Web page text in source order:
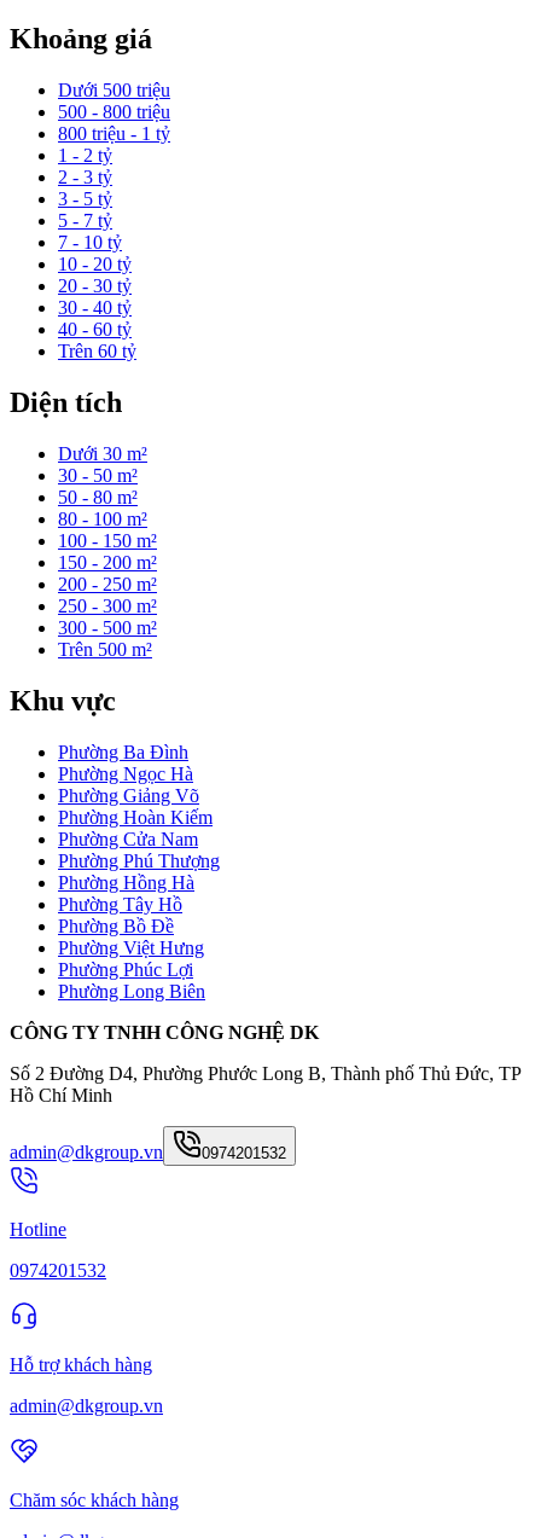
Khoảng giá
Dưới 500 triệu
500 - 800 triệu
800 triệu - 1 tỷ
1 - 2 tỷ
2 - 3 tỷ
3 - 5 tỷ
5 - 7 tỷ
7 - 10 tỷ
10 - 20 tỷ
20 - 30 tỷ
30 - 40 tỷ
40 - 60 tỷ
Trên 60 tỷ
Diện tích
Dưới 30 m²
30 - 50 m²
50 - 80 m²
80 - 100 m²
100 - 150 m²
150 - 200 m²
200 - 250 m²
250 - 300 m²
300 - 500 m²
Trên 500 m²
Khu vực
Phường Ba Đình
Phường Ngọc Hà
Phường Giảng Võ
Phường Hoàn Kiếm
Phường Cửa Nam
Phường Phú Thượng
Phường Hồng Hà
Phường Tây Hồ
Phường Bồ Đề
Phường Việt Hưng
Phường Phúc Lợi
Phường Long Biên
CÔNG TY TNHH CÔNG NGHỆ DK
Số 2 Đường D4, Phường Phước Long B, Thành phố Thủ Đức, TP
Hồ Chí Minh
admin@dkgroup.vn 0974201532
Hotline
0974201532
Hỗ trợ khách hàng
admin@dkgroup.vn
Chăm sóc khách hàng